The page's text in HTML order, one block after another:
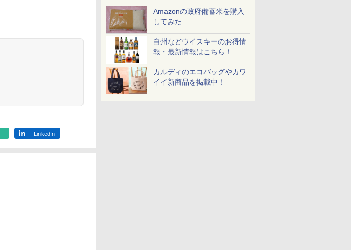
Amazonの政府備蓄米を購入
してみた
白州などウイスキーのお得情
報・最新情報はこちら！
カルディのエコバッグやカワ
イイ新商品を掲載中！
LinkedIn